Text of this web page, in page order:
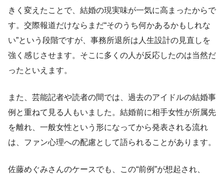
きく変えたことで、結婚の現実味が一気に高まったからで
す。交際報道だけならまだ“そのうち何かあるかもしれな
い”という段階ですが、事務所退所は人生設計の見直しを
強く感じさせます。そこに多くの人が反応したのは当然だ
ったといえます。
また、芸能記者や読者の間では、過去のアイドルの結婚事
例と重ねて見る人もいました。結婚前に相手女性が所属先
を離れ、一般女性という形になってから発表される流れ
は、ファン心理への配慮として語られることがあります。
佐藤めぐみさんのケースでも、この“前例”が想起され、